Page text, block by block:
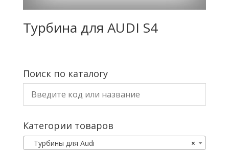
Турбина для AUDI S4
Поиск по каталогу
Категории товаров
×
Турбины для Audi